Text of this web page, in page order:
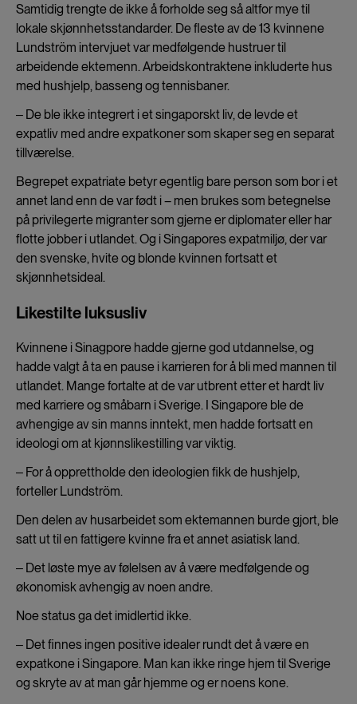
Samtidig trengte de ikke å forholde seg så altfor mye til
lokale skjønnhetsstandarder. De fleste av de 13 kvinnene
Lundström intervjuet var medfølgende hustruer til
arbeidende ektemenn. Arbeidskontraktene inkluderte hus
med hushjelp, basseng og tennisbaner.
‒ De ble ikke integrert i et singaporskt liv, de levde et
expatliv med andre expatkoner som skaper seg en separat
tillværelse.
Begrepet expatriate betyr egentlig bare person som bor i et
annet land enn de var født i – men brukes som betegnelse
på privilegerte migranter som gjerne er diplomater eller har
flotte jobber i utlandet. Og i Singapores expatmiljø, der var
den svenske, hvite og blonde kvinnen fortsatt et
skjønnhetsideal.
Likestilte luksusliv
Kvinnene i Sinagpore hadde gjerne god utdannelse, og
hadde valgt å ta en pause i karrieren for å bli med mannen til
utlandet. Mange fortalte at de var utbrent etter et hardt liv
med karriere og småbarn i Sverige. I Singapore ble de
avhengige av sin manns inntekt, men hadde fortsatt en
ideologi om at kjønnslikestilling var viktig.
‒ For å opprettholde den ideologien fikk de hushjelp,
forteller Lundström.
Den delen av husarbeidet som ektemannen burde gjort, ble
satt ut til en fattigere kvinne fra et annet asiatisk land.
‒ Det løste mye av følelsen av å være medfølgende og
økonomisk avhengig av noen andre.
Noe status ga det imidlertid ikke.
‒ Det finnes ingen positive idealer rundt det å være en
expatkone i Singapore. Man kan ikke ringe hjem til Sverige
og skryte av at man går hjemme og er noens kone.